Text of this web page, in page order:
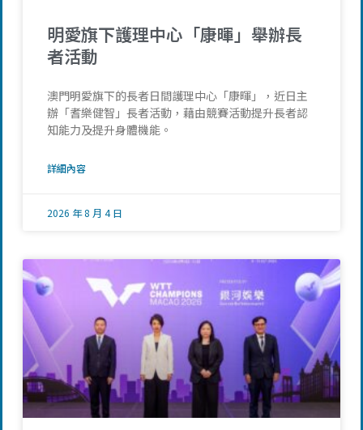
明愛旗下護理中心「康暉」舉辦長
者活動
澳門明愛旗下的長者日間護理中心「康暉」，近日主
辦「耆樂健智」長者活動，藉由競賽活動提升長者認
知能力及提升身體機能。
詳細內容
2026 年 8 月 4 日